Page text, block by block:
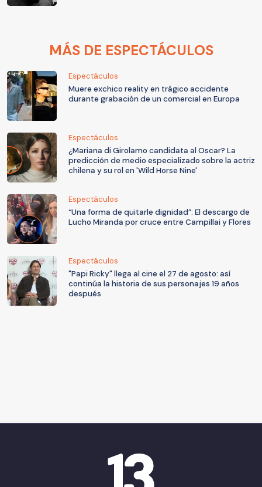
MÁS DE ESPECTÁCULOS
Espectáculos
Muere exchico reality en trágico accidente
durante grabación de un comercial en Europa
Espectáculos
¿Mariana di Girolamo candidata al Oscar? La
predicción de medio especializado sobre la actriz
chilena y su rol en 'Wild Horse Nine'
Espectáculos
“Una forma de quitarle dignidad”: El descargo de
Lucho Miranda por cruce entre Campillai y Flores
Espectáculos
"Papi Ricky" llega al cine el 27 de agosto: así
continúa la historia de sus personajes 19 años
después